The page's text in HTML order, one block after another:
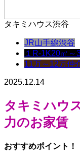
タキミハウス渋谷
JR山手線渋谷
１R-1K20㎡～
11万～12万仲
2025.12.14
タキミハウ
力のお家賃
おすすめポイント